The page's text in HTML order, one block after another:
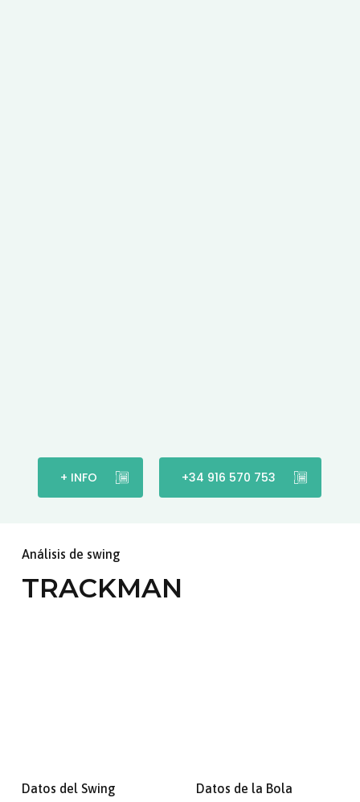
+ INFO +34 916 570 753
Análisis de swing
TRACKMAN
Datos del Swing Datos de la Bola